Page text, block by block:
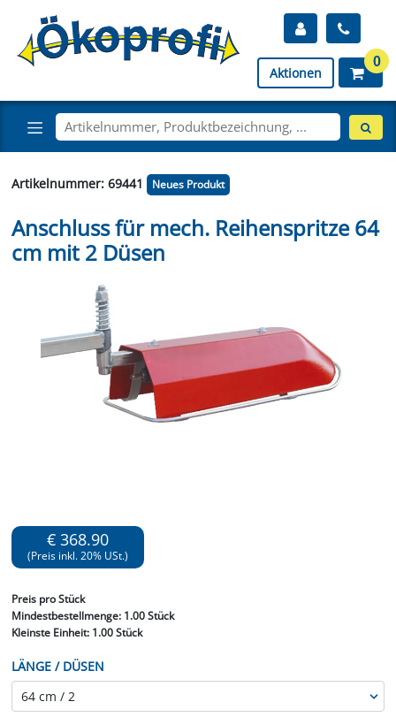
Aktionen
0
Artikelnummer: 69441 Neues Produkt
Anschluss für mech. Reihenspritze 64
cm mit 2 Düsen
€ 368.90
(Preis inkl. 20% USt.)
Preis pro Stück
Mindestbestellmenge: 1.00 Stück
Kleinste Einheit:1.00 Stück
LÄNGE / DÜSEN